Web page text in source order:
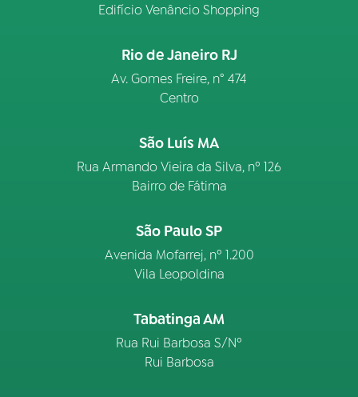
Edifício Venâncio Shopping
Rio de Janeiro RJ
Av. Gomes Freire, n° 474
Centro
São Luís MA
Rua Armando Vieira da Silva, nº 126
Bairro de Fátima
São Paulo SP
Avenida Mofarrej, nº 1.200
Vila Leopoldina
Tabatinga AM
Rua Rui Barbosa S/Nº
Rui Barbosa